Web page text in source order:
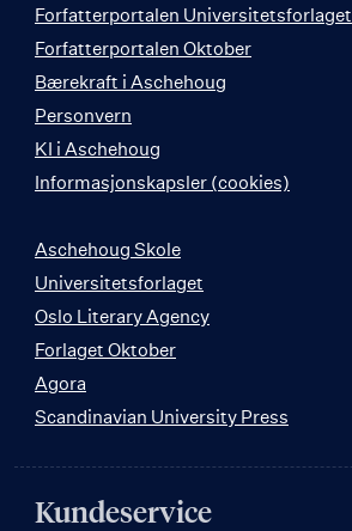
Forfatterportalen Universitetsforlaget
Forfatterportalen Oktober
Bærekraft i Aschehoug
Personvern
KI i Aschehoug
Informasjonskapsler (cookies)
Aschehoug Skole
Universitetsforlaget
Oslo Literary Agency
Forlaget Oktober
Agora
Scandinavian University Press
Kundeservice